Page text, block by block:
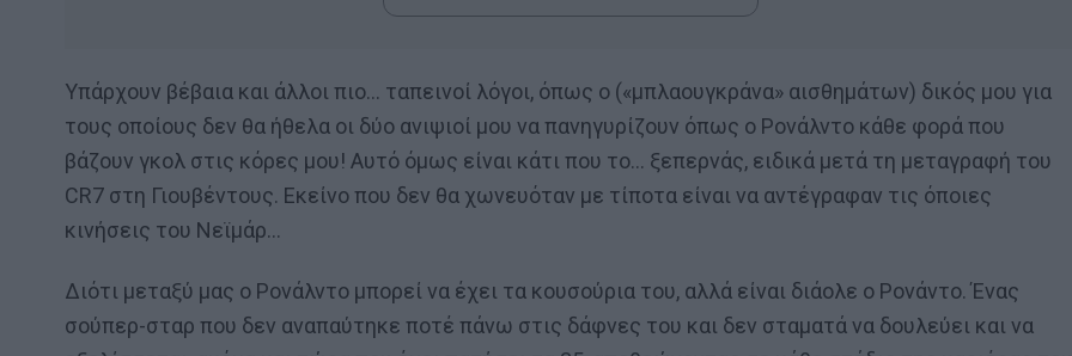
Υπάρχουν βέβαια και άλλοι πιο… ταπεινοί λόγοι, όπως ο («μπλαουγκράνα» αισθημάτων) δικός μου για
τους οποίους δεν θα ήθελα οι δύο ανιψιοί μου να πανηγυρίζουν όπως ο Ρονάλντο κάθε φορά που
βάζουν γκολ στις κόρες μου! Αυτό όμως είναι κάτι που το… ξεπερνάς, ειδικά μετά τη μεταγραφή του
CR7 στη Γιουβέντους. Εκείνο που δεν θα χωνευόταν με τίποτα είναι να αντέγραφαν τις όποιες
κινήσεις του Νεϊμάρ…
Διότι μεταξύ μας ο Ρονάλντο μπορεί να έχει τα κουσούρια του, αλλά είναι διάολε ο Ρονάντο. Ένας
σούπερ-σταρ που δεν αναπαύτηκε ποτέ πάνω στις δάφνες του και δεν σταματά να δουλεύει και να